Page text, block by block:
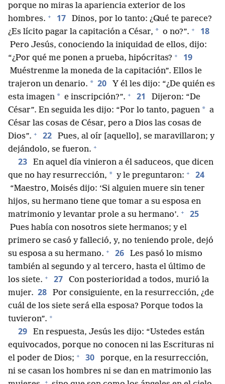
porque no miras la apariencia exterior de los
hombres. + 17
Dinos, por lo tanto: ¿Qué te parece?
¿Es lícito pagar la capitación a César, * o no?”. + 18
Pero Jesús, conociendo la iniquidad de ellos, dijo:
“¿Por qué me ponen a prueba, hipócritas? + 19
Muéstrenme la moneda de la capitación”. Ellos le
trajeron un denario. * 20
Y él les dijo: “¿De quién es
esta imagen * e inscripción?”. + 21
Dijeron: “De
César”. En seguida les dijo: “Por lo tanto, paguen * a
César las cosas de César, pero a Dios las cosas de
Dios”. + 22
Pues, al oír [aquello], se maravillaron; y
dejándolo, se fueron. +
23
En aquel día vinieron a él saduceos, que dicen
que no hay resurrección, * y le preguntaron: + 24
“Maestro, Moisés dijo: ‘Si alguien muere sin tener
hijos, su hermano tiene que tomar a su esposa en
matrimonio y levantar prole a su hermano’. + 25
Pues había con nosotros siete hermanos; y el
primero se casó y falleció, y, no teniendo prole, dejó
su esposa a su hermano. + 26
Les pasó lo mismo
también al segundo y al tercero, hasta el último de
los siete. + 27
Con posterioridad a todos, murió la
mujer. 28
Por consiguiente, en la resurrección, ¿de
cuál de los siete será ella esposa? Porque todos la
tuvieron”. +
29
En respuesta, Jesús les dijo: “Ustedes están
equivocados, porque no conocen ni las Escrituras ni
el poder de Dios; + 30
porque, en la resurrección,
ni se casan los hombres ni se dan en matrimonio las
+